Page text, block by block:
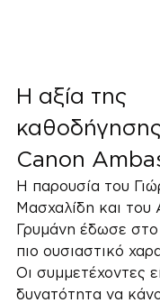
Η αξία της
Canon
Η παρουσία του
Μασχαλίδη και του
Γρυμάνη έδωσε
πιο ουσιαστικό
Οι συμμετέχοντες
δυνατότητα να